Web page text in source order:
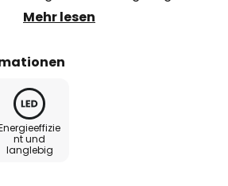
einfach zu erreichen. Eine
betrieben werden kann. Das
Mehr lesen
nt und
langlebig